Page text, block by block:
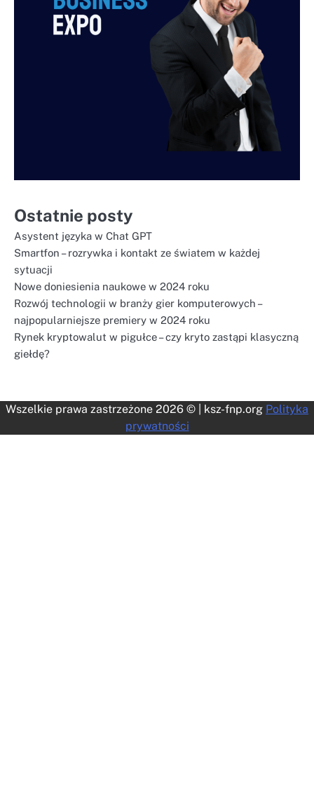
Ostatnie posty
Asystent języka w Chat GPT
Smartfon – rozrywka i kontakt ze światem w każdej
sytuacji
Nowe doniesienia naukowe w 2024 roku
Rozwój technologii w branży gier komputerowych –
najpopularniejsze premiery w 2024 roku
Rynek kryptowalut w pigułce – czy kryto zastąpi klasyczną
giełdę?
Wszelkie prawa zastrzeżone 2026 © | ksz-fnp.org Polityka
prywatności